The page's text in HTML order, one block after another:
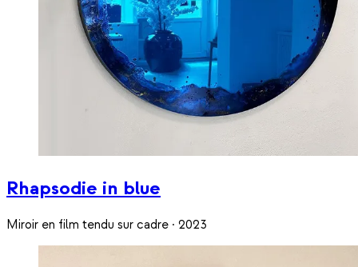
Rhapsodie in blue
Miroir en film tendu sur cadre · 2023